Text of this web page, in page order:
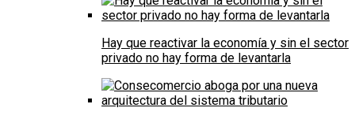
Hay que reactivar la economía y sin el sector
privado no hay forma de levantarla